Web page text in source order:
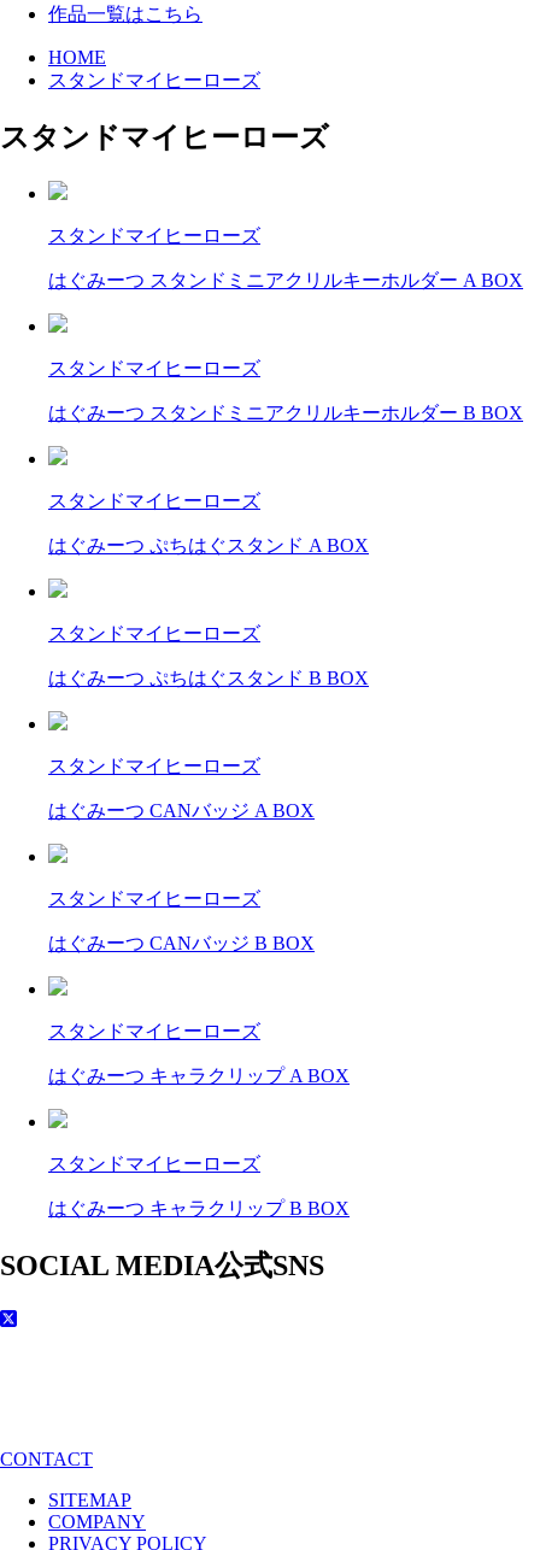
作品一覧はこちら
HOME
スタンドマイヒーローズ
スタンドマイヒーローズ
スタンドマイヒーローズ
はぐみーつ スタンドミニアクリルキーホルダー A BOX
スタンドマイヒーローズ
はぐみーつ スタンドミニアクリルキーホルダー B BOX
スタンドマイヒーローズ
はぐみーつ ぷちはぐスタンド A BOX
スタンドマイヒーローズ
はぐみーつ ぷちはぐスタンド B BOX
スタンドマイヒーローズ
はぐみーつ CANバッジ A BOX
スタンドマイヒーローズ
はぐみーつ CANバッジ B BOX
スタンドマイヒーローズ
はぐみーつ キャラクリップ A BOX
スタンドマイヒーローズ
はぐみーつ キャラクリップ B BOX
SOCIAL MEDIA公式SNS
CONTACT
SITEMAP
COMPANY
PRIVACY POLICY